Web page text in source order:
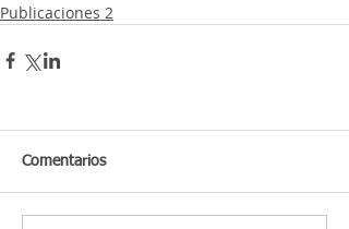
Publicaciones 2
Comentarios